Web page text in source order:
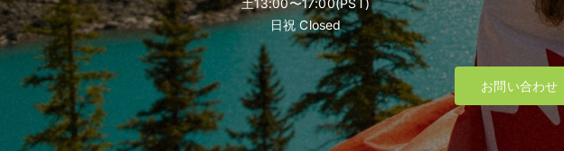
土13:00〜17:00(PST)
日祝 Closed
お問い合わせ